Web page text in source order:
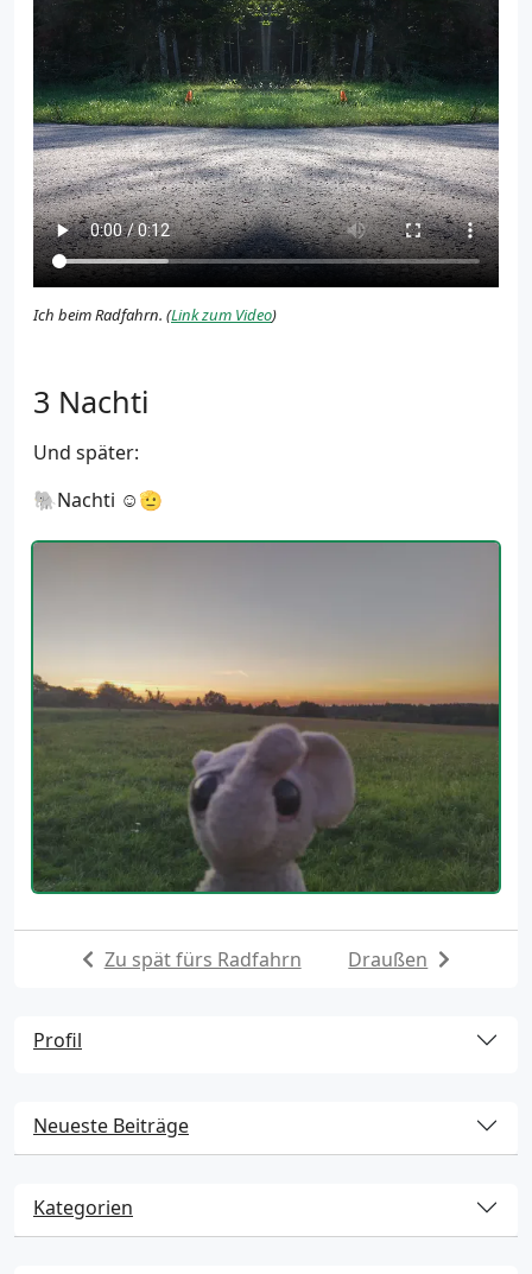
Ich beim Radfahrn. (Link zum Video)
Nachti
Und später:
🐘Nachti ☺️🫡
Zu spät fürs Radfahrn Draußen
Profil
Neueste Beiträge
Kategorien